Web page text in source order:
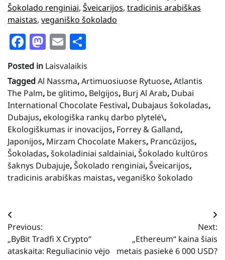
Šokolado renginiai, Šveicarijos, tradicinis arabiškas
maistas, veganiško šokolado
Facebook
Mastodon
Email
Posted in Laisvalaikis
TaggedAl Nassma,Artimuosiuose Rytuose,Atlantis
The Palm, be glitimo, Belgijos, Burj Al Arab, Dubai
International Chocolate Festival, Dubajaus šokoladas,
Dubajus, ekologiška rankų darbo plytelė\,
Ekologiškumas ir inovacijos, Forrey & Galland,
Japonijos, Mirzam Chocolate Makers, Prancūzijos,
Šokoladas,šokoladiniai saldainiai,Šokolado kultūros
šaknys Dubajuje,Šokolado renginiai,Šveicarijos,
tradicinis arabiškas maistas,veganiško šokolado
Navigacija
tarp
įrašų
Previous:
„ByBit Tradfi X Crypto“
ataskaita: Reguliacinio vėjo
Next:
„Ethereum“ kaina šiais
metais pasiekė 6 000 USD?